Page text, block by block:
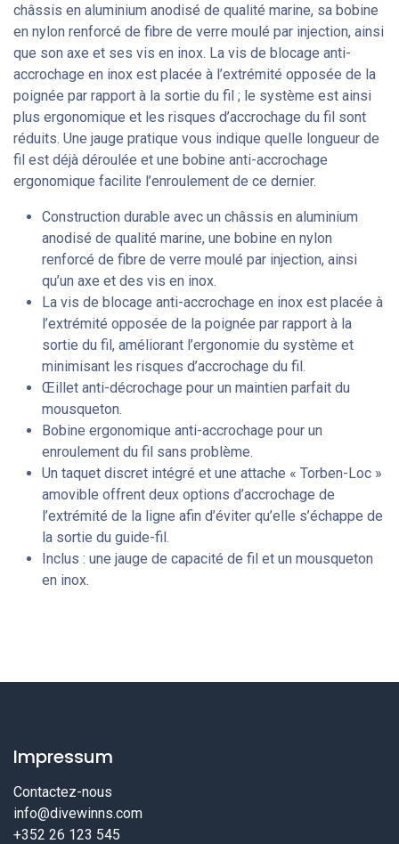
châssis en aluminium anodisé de qualité marine, sa bobine
en nylon renforcé de fibre de verre moulé par injection, ainsi
que son axe et ses vis en inox. La vis de blocage anti-
accrochage en inox est placée à l’extrémité opposée de la
poignée par rapport à la sortie du fil ; le système est ainsi
plus ergonomique et les risques d’accrochage du fil sont
réduits. Une jauge pratique vous indique quelle longueur de
fil est déjà déroulée et une bobine anti-accrochage
ergonomique facilite l’enroulement de ce dernier.
Construction durable avec un châssis en aluminium
anodisé de qualité marine, une bobine en nylon
renforcé de fibre de verre moulé par injection, ainsi
qu’un axe et des vis en inox.
La vis de blocage anti-accrochage en inox est placée à
l’extrémité opposée de la poignée par rapport à la
sortie du fil, améliorant l’ergonomie du système et
minimisant les risques d’accrochage du fil.
Œillet anti-décrochage pour un maintien parfait du
mousqueton.
Bobine ergonomique anti-accrochage pour un
enroulement du fil sans problème.
Un taquet discret intégré et une attache « Torben-Loc »
amovible offrent deux options d’accrochage de
l’extrémité de la ligne afin d’éviter qu’elle s’échappe de
la sortie du guide-fil.
Inclus : une jauge de capacité de fil et un mousqueton
en inox.
Impressum
Contactez-nous
info@divewinns.com
+352 26 123 545